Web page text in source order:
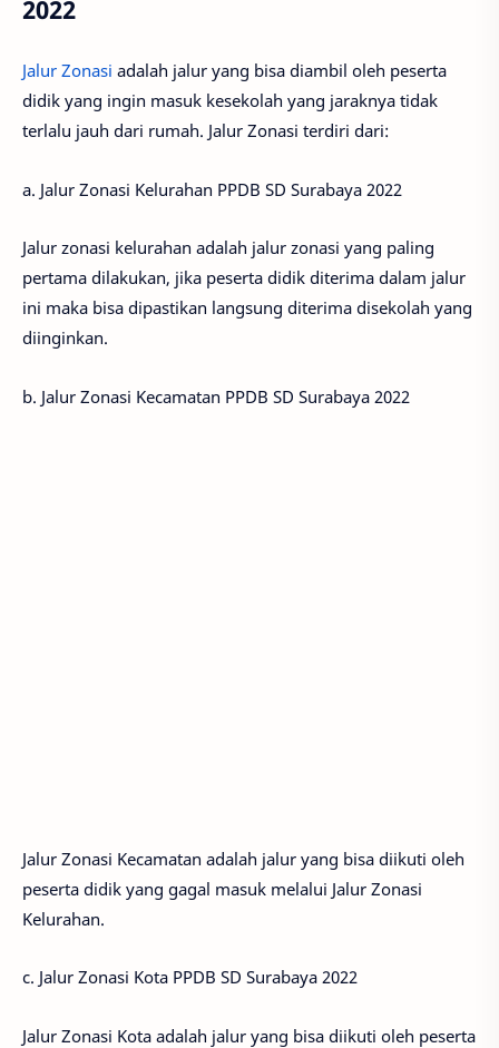
2022
Jalur Zonasi adalah jalur yang bisa diambil oleh peserta
didik yang ingin masuk kesekolah yang jaraknya tidak
terlalu jauh dari rumah. Jalur Zonasi terdiri dari:
a. Jalur Zonasi Kelurahan PPDB SD Surabaya 2022
Jalur zonasi kelurahan adalah jalur zonasi yang paling
pertama dilakukan, jika peserta didik diterima dalam jalur
ini maka bisa dipastikan langsung diterima disekolah yang
diinginkan.
b. Jalur Zonasi Kecamatan PPDB SD Surabaya 2022
Jalur Zonasi Kecamatan adalah jalur yang bisa diikuti oleh
peserta didik yang gagal masuk melalui Jalur Zonasi
Kelurahan.
c. Jalur Zonasi Kota PPDB SD Surabaya 2022
Jalur Zonasi Kota adalah jalur yang bisa diikuti oleh peserta